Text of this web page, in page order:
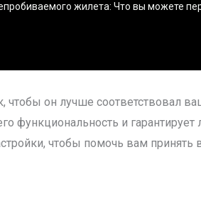
жилета: Что вы можете
чтобы он лучше соответствовал
функциональность и
чтобы помочь вам принять